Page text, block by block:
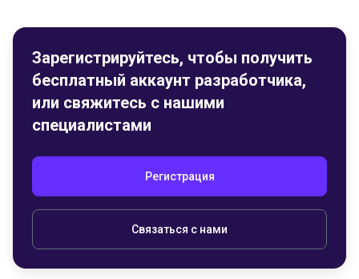
Зарегистрируйтесь, чтобы получить
бесплатный аккаунт разработчика,
или свяжитесь с нашими
специалистами
Регистрация
Связаться с нами